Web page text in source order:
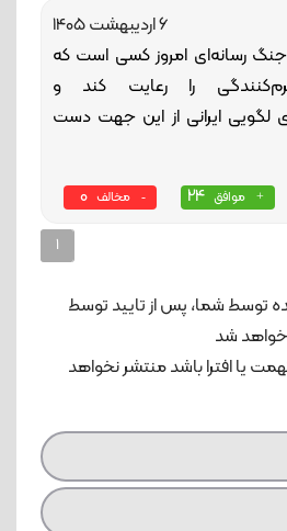
6 اردیبهشت 1405
جنگ رسانه‌ای امروز کسی است که
را رعایت کند و
لگویی ایرانی از این جهت دست
موافق 24 مخالف 0
1
توسط شما، پس از تایید توسط
شد
یا افترا باشد منتشر نخواهد